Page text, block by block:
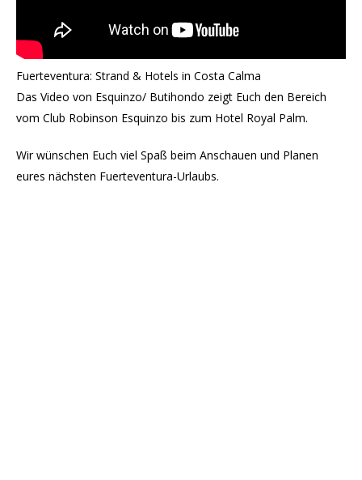
Fuerteventura: Strand & Hotels in Costa Calma
Das Video von Esquinzo/ Butihondo zeigt Euch den Bereich
vom Club Robinson Esquinzo bis zum Hotel Royal Palm.
Wir wünschen Euch viel Spaß beim Anschauen und Planen
eures nächsten Fuerteventura-Urlaubs.